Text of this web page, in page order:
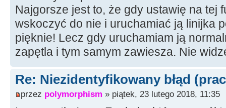
{opis2+ = "duży nos";
else
{ --i;
}
else
> x<=
)
opis2.std ::string ::find("płaski nos" )) ==
{ opis2+= "płaski nos";
else
{ --i; }
Najgorsze jest to, że gdy ustawię na tej
wskoczyć do nie i uruchamiać ją linijka
pięknie! Lecz gdy uruchamiam ją
zapętla i tym samym zawiesza. Nie
Re: Niezidentyfikowany błąd
przez polymorphism » piątek, 23 lutego 2018, 11:35